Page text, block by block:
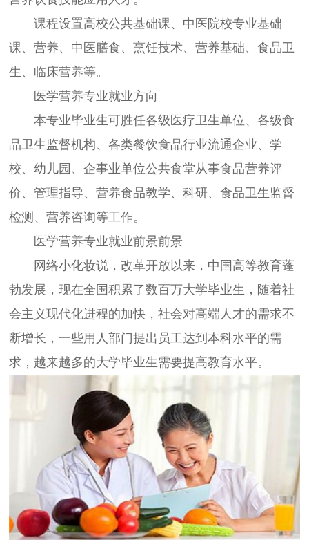
课程设置高校公共基础课、中医院校专业基础
课、营养、中医膳食、烹饪技术、营养基础、食品卫
生、临床营养等。
医学营养专业就业方向
本专业毕业生可胜任各级医疗卫生单位、各级食
品卫生监督机构、各类餐饮食品行业流通企业、学
校、幼儿园、企事业单位公共食堂从事食品营养评
价、管理指导、营养食品教学、科研、食品卫生监督
检测、营养咨询等工作。
医学营养专业就业前景前景
网络小化妆说，改革开放以来，中国高等教育蓬
勃发展，现在全国积累了数百万大学毕业生，随着社
会主义现代化进程的加快，社会对高端人才的需求不
断增长，一些用人部门提出员工达到本科水平的需
求，越来越多的大学毕业生需要提高教育水平。